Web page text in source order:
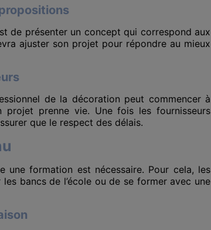
de présenter un concept qui correspond aux
ajuster son projet pour répondre au mieux
de la décoration peut commencer à
prenne vie. Une fois les fournisseurs
que le respect des délais.
une formation est nécessaire. Pour cela, les
bancs de l’école ou de se former avec une